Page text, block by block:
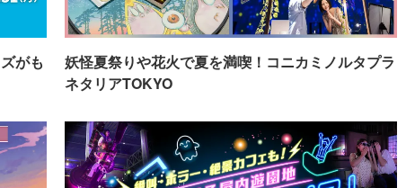
がも
妖怪夏祭りや花火で夏を満喫！コニカミノルタプラ
ネタリアTOKYO